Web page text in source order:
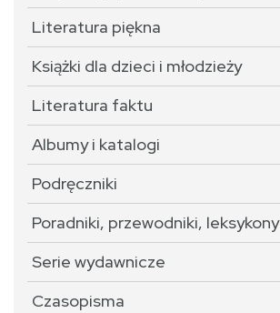
Literatura piękna
Książki dla dzieci i młodzieży
Literatura faktu
Albumy i katalogi
Podręczniki
Poradniki, przewodniki, leksykony
Serie wydawnicze
Czasopisma